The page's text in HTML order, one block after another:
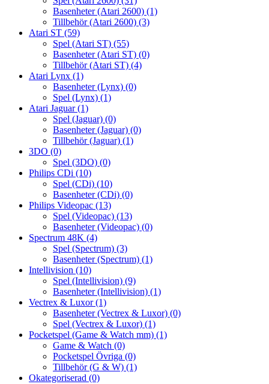
Basenheter (Atari 2600) (1)
Tillbehör (Atari 2600) (3)
Atari ST (59)
Spel (Atari ST) (55)
Basenheter (Atari ST) (0)
Tillbehör (Atari ST) (4)
Atari Lynx (1)
Basenheter (Lynx) (0)
Spel (Lynx) (1)
Atari Jaguar(1)
Spel (Jaguar) (0)
Basenheter (Jaguar) (0)
Tillbehör (Jaguar) (1)
3DO (0)
Spel (3DO) (0)
Philips CDi (10)
Spel (CDi) (10)
Basenheter (CDi) (0)
Philips Videopac (13)
Spel (Videopac) (13)
Basenheter (Videopac) (0)
Spectrum 48K (4)
Spel (Spectrum) (3)
Basenheter (Spectrum) (1)
Intellivision (10)
Spel (Intellivision) (9)
Basenheter (Intellivision) (1)
Vectrex & Luxor(1)
Basenheter (Vectrex & Luxor) (0)
Spel (Vectrex & Luxor) (1)
Pocketspel (Game & Watch mm) (1)
Game & Watch (0)
Pocketspel Övriga (0)
Tillbehör (G & W) (1)
Okategoriserad (0)